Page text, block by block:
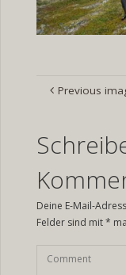
Previous
Deine E-Mail-
Felder sind mit*